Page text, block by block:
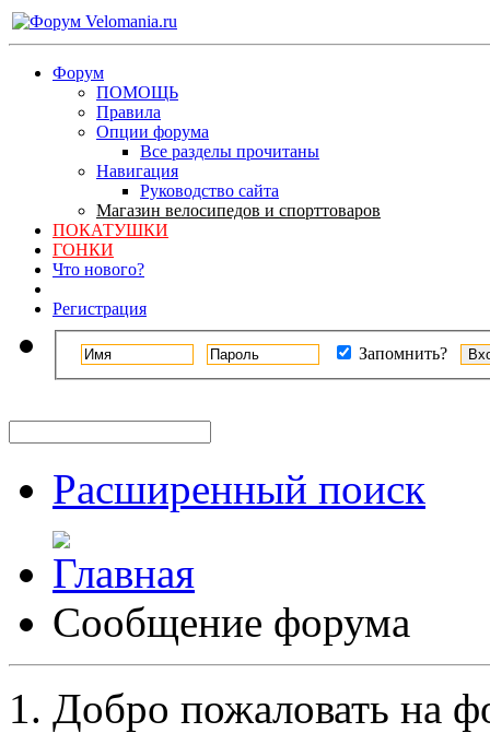
Форум
ПОМОЩЬ
Правила
Опции форума
Все разделы прочитаны
Навигация
Руководство сайта
Магазин велосипедов и спорттоваров
ПОКАТУШКИ
ГОНКИ
Что нового?
Регистрация
Запомнить?
Расширенный поиск
Сообщение форума
Добро пожаловать на